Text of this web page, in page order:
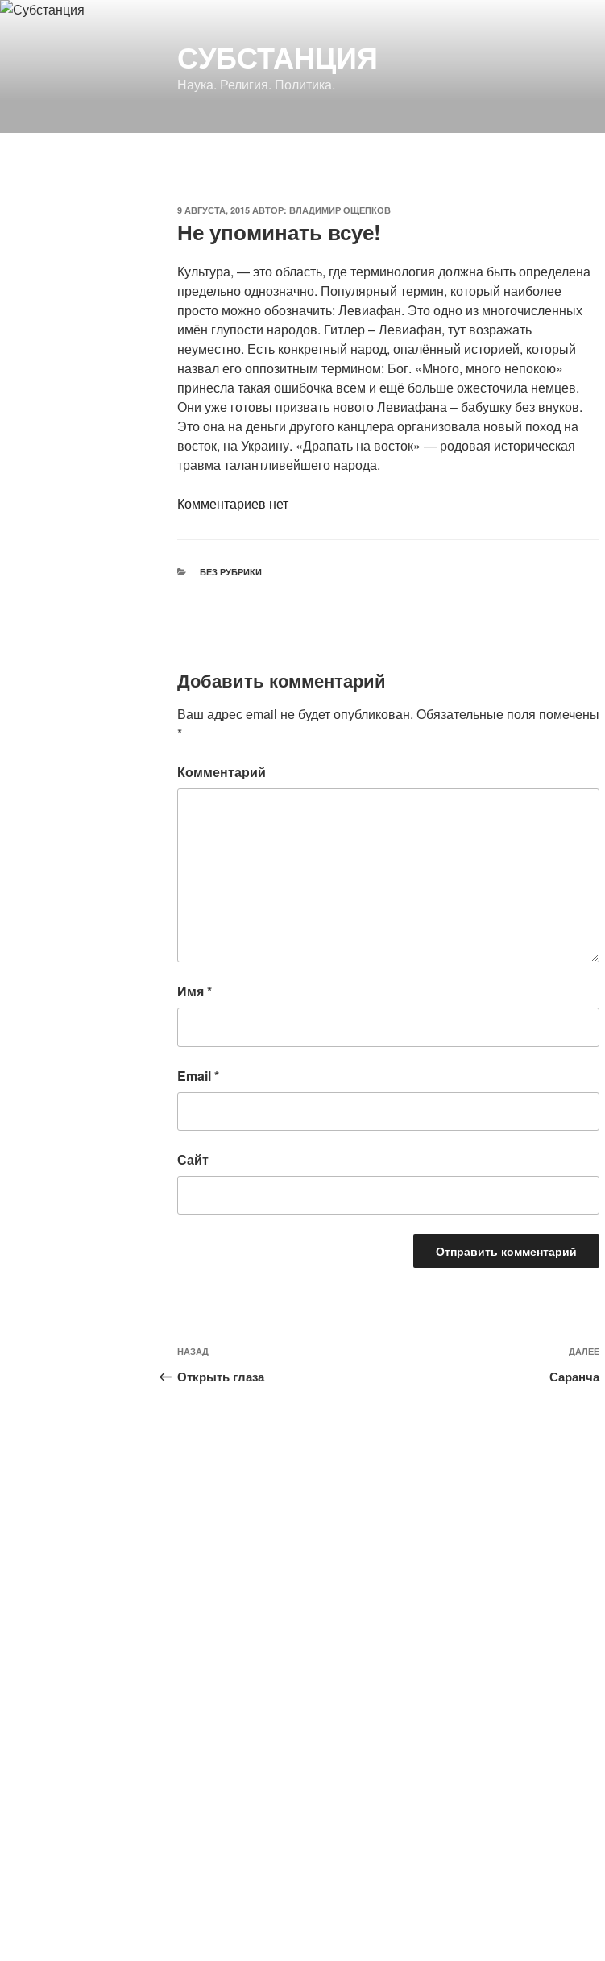
Перейти
СУБСТАНЦИЯ
Наука. Религия. Политика.
ОПУБЛИКОВАНО
9 АВГУСТА, 2015 АВТОР: ВЛАДИМИР ОЩЕПКОВ
Не упоминать всуе!
Культура, — это область, где терминология должна быть определена
предельно однозначно. Популярный термин, который наиболее
просто можно обозначить: Левиафан. Это одно из многочисленных
имён глупости народов. Гитлер – Левиафан, тут возражать
неуместно. Есть конкретный народ, опалённый историей, который
назвал его оппозитным термином: Бог. «Много, много непокою»
принесла такая ошибочка всем и ещё больше ожесточила немцев.
Они уже готовы призвать нового Левиафана – бабушку без внуков.
Это она на деньги другого канцлера организовала новый поход на
восток, на Украину. «Драпать на восток» — родовая историческая
травма талантливейшего народа.
Комментариев нет
РУБРИКИ
БЕЗ РУБРИКИ
Добавить комментарий
Ваш адрес email не будет опубликован. Обязательные поля помечены
*
Комментарий
Имя*
Email*
Сайт
Навигация
по
Предыдущая
запись:
НАЗАД
Открыть глаза
ДАЛЕЕ
Саранча